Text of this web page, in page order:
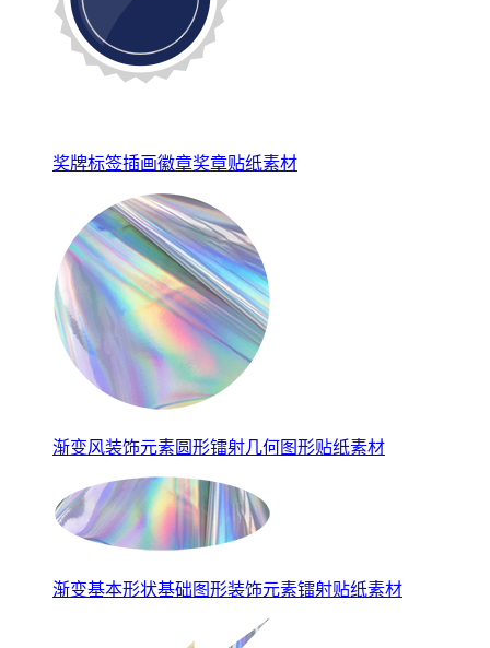
奖牌标签插画徽章奖章贴纸素材
渐变风装饰元素圆形镭射几何图形贴纸素材
渐变基本形状基础图形装饰元素镭射贴纸素材